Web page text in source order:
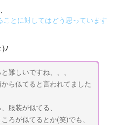
とに対してはどう思っています
)ﾉ
難しいですね、、、
ら似てると言われてました
服装が似てる、
ろが似てるとか(笑)でも、